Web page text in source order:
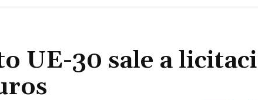
UE-30 sale a